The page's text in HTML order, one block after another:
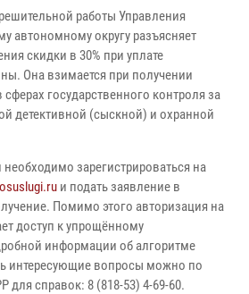
работы Управления
автономному округу разъясняет
скидки в 30% при уплате
Она взимается при получении
сферах государственного контроля за
детективной (сыскной) и охранной
зарегистрироваться на
и подать заявление в
Помимо этого авторизация на
доступ к упрощённому
информации об алгоритме
интересующие вопросы можно по
для справок: 8 (818-53) 4-69-60.